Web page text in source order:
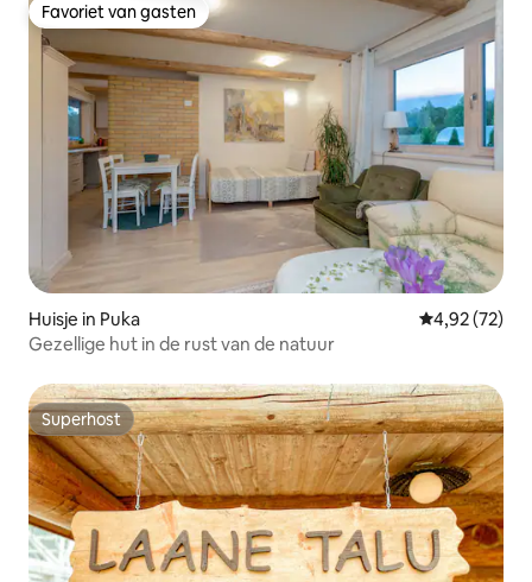
Favoriet van gasten
Favoriet van gasten
Huisje in Puka Gemiddelde
4,92 (72)
Gezellige hut in de rust van de natuur
Superhost
Superhost